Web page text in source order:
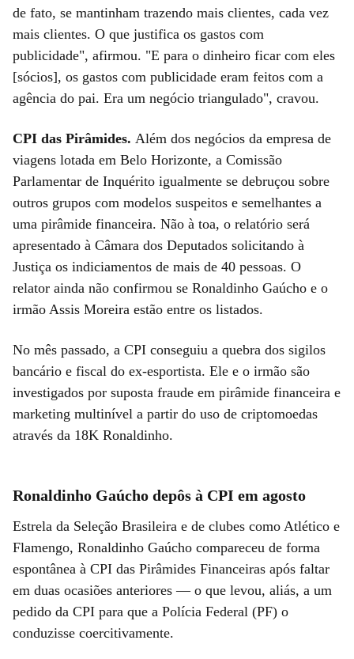
de fato, se mantinham trazendo mais clientes, cada vez
mais clientes. O que justifica os gastos com
publicidade", afirmou. "E para o dinheiro ficar com eles
[sócios], os gastos com publicidade eram feitos com a
agência do pai. Era um negócio triangulado", cravou.
CPI das Pirâmides. Além dos negócios da empresa de
viagens lotada em Belo Horizonte, a Comissão
Parlamentar de Inquérito igualmente se debruçou sobre
outros grupos com modelos suspeitos e semelhantes a
uma pirâmide financeira. Não à toa, o relatório será
apresentado à Câmara dos Deputados solicitando à
Justiça os indiciamentos de mais de 40 pessoas. O
relator ainda não confirmou se Ronaldinho Gaúcho e o
irmão Assis Moreira estão entre os listados.
No mês passado, a CPI conseguiu a quebra dos sigilos
bancário e fiscal do ex-esportista. Ele e o irmão são
investigados por suposta fraude em pirâmide financeira e
marketing multinível a partir do uso de criptomoedas
através da 18K Ronaldinho.
Ronaldinho Gaúcho depôs à CPI em agosto
Estrela da Seleção Brasileira e de clubes como Atlético e
Flamengo, Ronaldinho Gaúcho compareceu de forma
espontânea à CPI das Pirâmides Financeiras após faltar
em duas ocasiões anteriores — o que levou, aliás, a um
pedido da CPI para que a Polícia Federal (PF) o
conduzisse coercitivamente.